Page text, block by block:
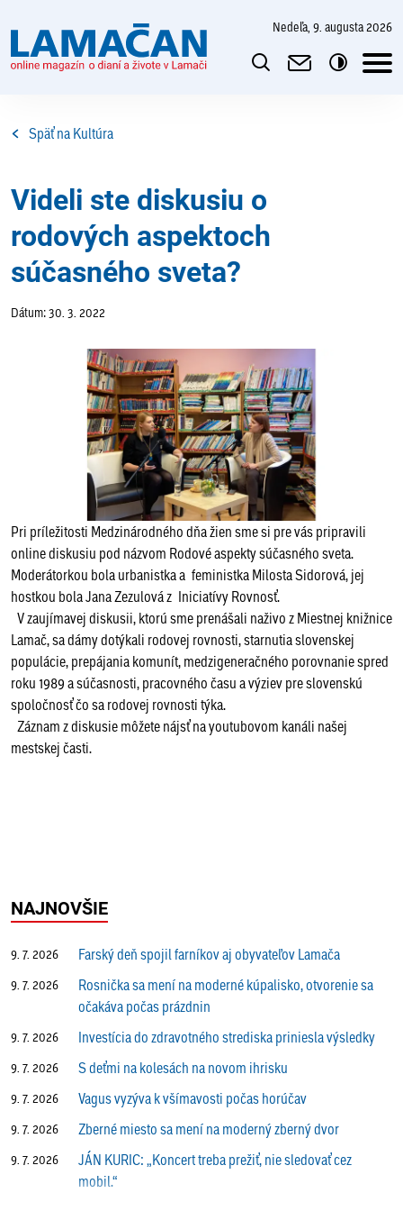
nedeľa, 9. augusta 2026
Späť na Kultúra
Videli ste diskusiu o
rodových aspektoch
súčasného sveta?
Dátum: 30. 3. 2022
Pri príležitosti Medzinárodného dňa žien sme si pre vás pripravili
online diskusiu pod názvom Rodové aspekty súčasného sveta.
Moderátorkou bola urbanistka a feministka Milosta Sidorová, jej
hostkou bola Jana Zezulová z Iniciatívy Rovnosť.
V zaujímavej diskusii, ktorú sme prenášali naživo z Miestnej knižnice
Lamač, sa dámy dotýkali rodovej rovnosti, starnutia slovenskej
populácie, prepájania komunít, medzigeneračného porovnanie spred
roku 1989 a súčasnosti, pracovného času a výziev pre slovenskú
spoločnosť čo sa rodovej rovnosti týka.
Záznam z diskusie môžete nájsť na youtubovom kanáli našej
mestskej časti.
NAJNOVŠIE
9. 7. 2026 Farský deň spojil farníkov aj obyvateľov Lamača
9. 7. 2026
Rosnička sa mení na moderné kúpalisko, otvorenie sa
očakáva počas prázdnin
9. 7. 2026 Investícia do zdravotného strediska priniesla výsledky
9. 7. 2026 S deťmi na kolesách na novom ihrisku
9. 7. 2026 Vagus vyzýva k všímavosti počas horúčav
9. 7. 2026 Zberné miesto sa mení na moderný zberný dvor
9. 7. 2026
JÁN KURIC: „Koncert treba prežiť, nie sledovať cez
mobil.“